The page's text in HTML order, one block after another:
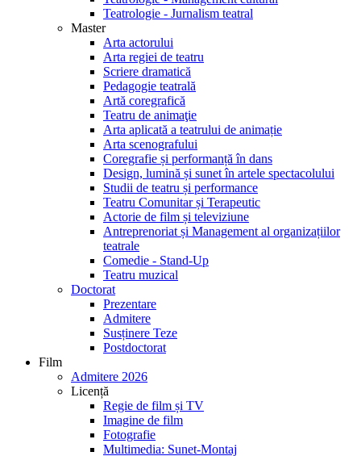
Teatrologie - Jurnalism teatral
Master
Arta actorului
Arta regiei de teatru
Scriere dramatică
Pedagogie teatrală
Artă coregrafică
Teatru de animaţie
Arta aplicată a teatrului de animație
Arta scenografului
Coregrafie și performanță în dans
Design, lumină și sunet în artele spectacolului
Studii de teatru și performance
Teatru Comunitar și Terapeutic
Actorie de film și televiziune
Antreprenoriat și Management al organizațiilor
teatrale
Comedie - Stand-Up
Teatru muzical
Doctorat
Prezentare
Admitere
Susținere Teze
Postdoctorat
Film
Admitere 2026
Licență
Regie de film și TV
Imagine de film
Fotografie
Multimedia: Sunet-Montaj